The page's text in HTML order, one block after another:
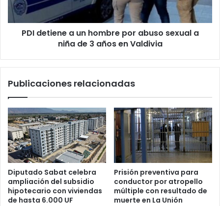
sexual
a
Valdivia
PDI detiene a un hombre por abuso sexual a
niña de 3 años en Valdivia
Publicaciones relacionadas
Diputado Sabat celebra
ampliación del subsidio
hipotecario con viviendas
de hasta 6.000 UF
Prisión preventiva para
conductor por atropello
múltiple con resultado de
muerte en La Unión